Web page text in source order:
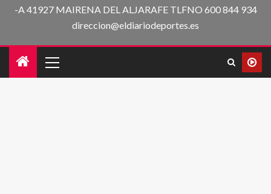
-A 41927 MAIRENA DEL ALJARAFE TLFNO 600 844 934
direccion@eldiariodeportes.es